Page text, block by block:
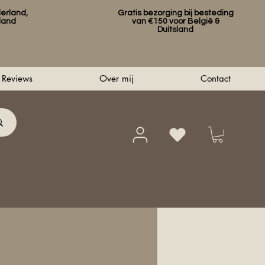
Gratis bezorging bij besteding
van €150 voor België &
Duitsland
Reviews Over mij Contact